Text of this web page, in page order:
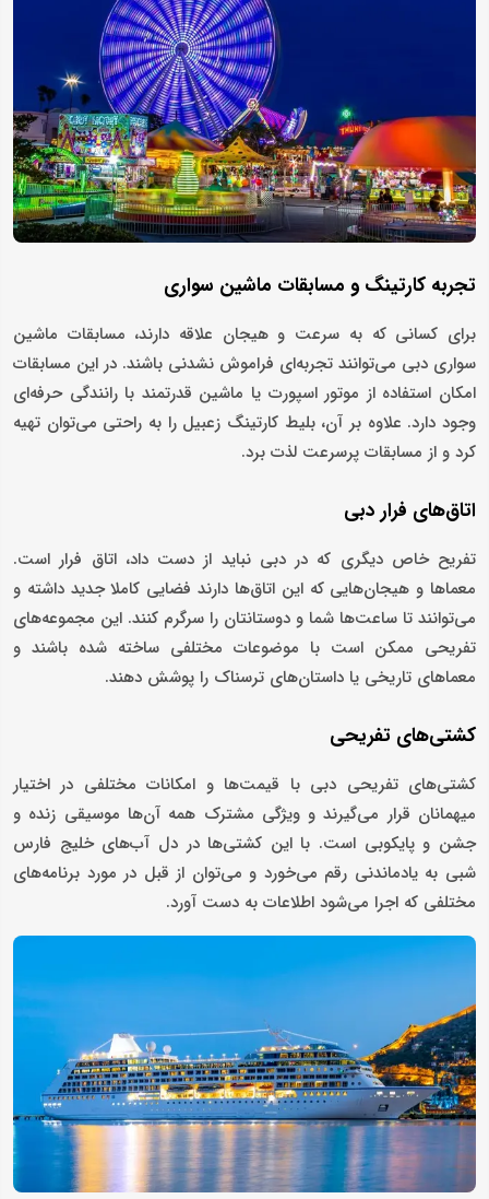
تجربه کارتینگ و مسابقات ماشین سواری
برای کسانی که به سرعت و هیجان علاقه دارند، مسابقات ماشین
سواری دبی می‌توانند تجربه‌ای فراموش نشدنی باشند. در این مسابقات
امکان استفاده از موتور اسپورت یا ماشین قدرتمند با رانندگی حرفه‌ای
وجود دارد. علاوه بر آن، بلیط کارتینگ زعبیل را به راحتی می‌توان تهیه
کرد و از مسابقات پرسرعت لذت برد.
اتاق‌های فرار دبی
تفریح خاص دیگری که در دبی نباید از دست داد، اتاق فرار است.
معماها و هیجان‌هایی که این اتاق‌ها دارند فضایی کاملا جدید داشته و
می‌توانند تا ساعت‌ها شما و دوستانتان را سرگرم کنند. این مجموعه‌های
تفریحی ممکن است با موضوعات مختلفی ساخته شده باشند و
معماهای تاریخی یا داستان‌های ترسناک را پوشش دهند.
کشتی‌های تفریحی
کشتی‌های تفریحی دبی با قیمت‌ها و امکانات مختلفی در اختیار
میهمانان قرار می‌گیرند و ویژگی مشترک همه آن‌ها موسیقی زنده و
جشن و پایکوبی است. با این کشتی‌ها در دل آب‌های خلیج فارس
شبی به یادماندنی رقم می‌خورد و می‌توان از قبل در مورد برنامه‌های
مختلفی که اجرا می‌شود اطلاعات به دست آورد.